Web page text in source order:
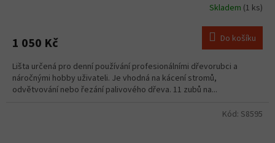
Skladem (1 ks)
1 050 Kč Do košíku
Lišta určená pro denní používání profesionálními dřevorubci a
náročnými hobby uživateli. Je vhodná na kácení stromů,
odvětvování nebo řezání palivového dřeva. 11 zubů na...
Kód: S8595